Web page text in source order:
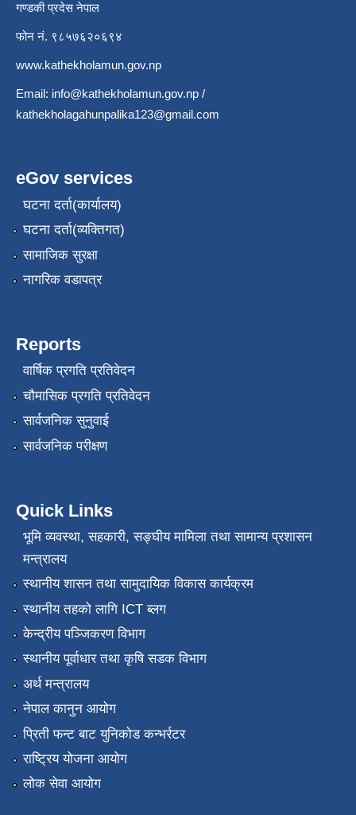
गण्डकी प्रदेस नेपाल
फोन नं. ९८५७६२०६९४
www.kathekholamun.gov.np
Email: info@kathekholamun.gov.np /
kathekholagahunpalika123@gmail.com
eGov services
घटना दर्ता(कार्यालय)
घटना दर्ता(व्यक्तिगत)
सामाजिक सुरक्षा
नागरिक वडापत्र
Reports
वार्षिक प्रगति प्रतिवेदन
चौमासिक प्रगति प्रतिवेदन
सार्वजनिक सुनुवाई
सार्वजनिक परीक्षण
Quick Links
भूमि व्यवस्था, सहकारी, सङ्‍घीय मामिला तथा सामान्य प्रशासन
मन्त्रालय
स्थानीय शासन तथा सामुदायिक विकास कार्यक्रम
स्थानीय तहको लागि ICT ब्लग
केन्द्रीय पञ्जिकरण विभाग
स्थानीय पूर्वाधार तथा कृषि सडक विभाग
अर्थ मन्त्रालय
नेपाल कानुन आयोग
प्रिती फन्ट बाट युनिकोड कन्भर्रटर
राष्ट्रिय योजना आयोग
लोक सेवा आयोग